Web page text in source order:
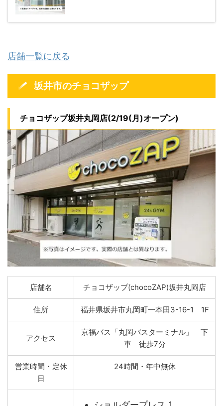
店舗一覧に戻る
坂井市のチョコザップ
チョコザップ坂井丸岡店(2/19(月)オープン)
店舗名 チョコザップ(chocoZAP)坂井丸岡店
住所 福井県坂井市丸岡町一本田3-16-1 1F
アクセス
京福バス「丸岡バスターミナル」 下
車 徒歩7分
営業時間・定休
日
24時間・年中無休